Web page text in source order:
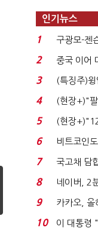
인기뉴스
1
구광모-젠
로봇·AI 등
2
중국 이어
국전쟁’
3
(특징주)
지에 상한
4
(현장+)"
요"…'덜
5
(현장
빈 매대 채
6
비트코인
처분' 기준
7
국고채 담
금 폭탄'
8
네이버, 2
비 0.2%
9
카카오,
6.3% 인상
10
이 대통령